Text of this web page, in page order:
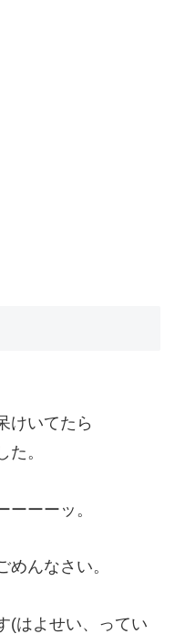
けいてたら
。
ーーッ。
んなさい。
(はよせい、ってい